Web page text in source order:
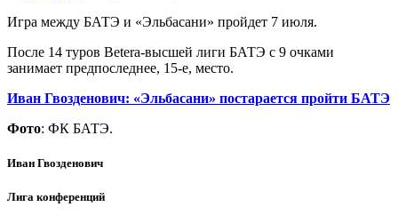
Игра между БАТЭ и «Эльбасани» пройдет 7 июля.
После 14 туров Betera-высшей лиги БАТЭ с 9 очками
занимает предпоследнее, 15-е, место.
Иван Гвозденович: «Эльбасани» постарается пройти БАТЭ
Фото: ФК БАТЭ.
Иван Гвозденович
Лига конференций